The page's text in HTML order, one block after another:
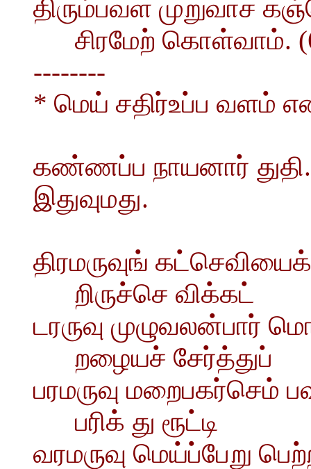
திரும்பவள முறுவாச
சிரமேற் கொள்வாம்.
--------
* மெய் சதிர்உப்ப வளம்
கண்ணப்ப நாயனார் துதி.
இதுவுமது.
திரமருவுங்
றிருச்செ விக்கட்
டரருவு முழுவலன்பார்
றழையச் சேர்த்துப்
பரமருவு மறைபகர்செம்
பரிக் து ரூட்டி
வரமருவு மெய்ப்பேறு